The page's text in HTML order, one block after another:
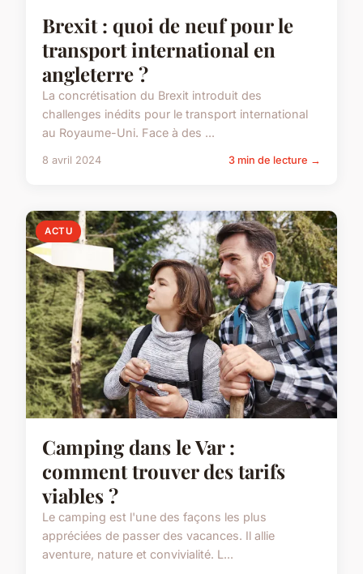
Brexit : quoi de neuf pour le
transport international en
angleterre ?
La concrétisation du Brexit introduit des
challenges inédits pour le transport international
au Royaume-Uni. Face à des ...
8 avril 2024 3 min de lecture →
ACTU
Camping dans le Var :
comment trouver des tarifs
viables ?
Le camping est l'une des façons les plus
appréciées de passer des vacances. Il allie
aventure, nature et convivialité. L...